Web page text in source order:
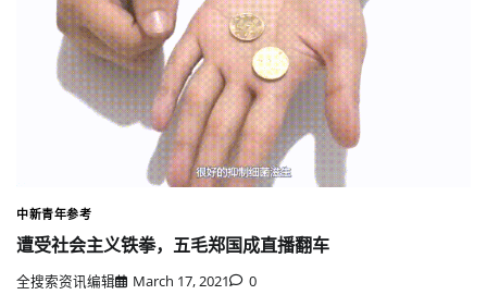
中新青年参考
遭受社会主义铁拳，五毛郑国成直播翻车
全搜索资讯编辑 March 17, 2021 0